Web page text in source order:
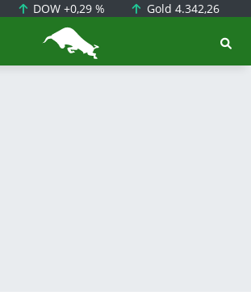
DOW+0,29 % Gold 4.342,26
BörsenNEWS.de